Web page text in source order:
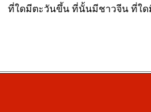
ที่ใดมีตะวันขึ้น ที่นั้นมีชาวจีน ที่ใดมี